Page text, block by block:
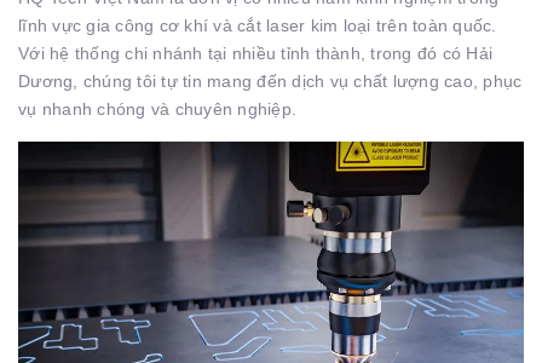
lĩnh vực gia công cơ khí và cắt laser kim loại trên toàn quốc.
Với hệ thống chi nhánh tại nhiều tỉnh thành, trong đó có Hải
Dương, chúng tôi tự tin mang đến dịch vụ chất lượng cao, phục
vụ nhanh chóng và chuyên nghiệp.